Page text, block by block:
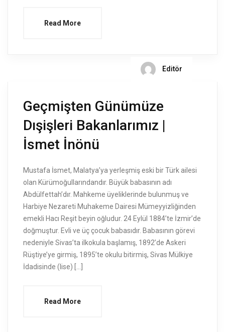
Read More
Editör
Geçmişten Günümüze
Dışişleri Bakanlarımız |
İsmet İnönü
Mustafa İsmet, Malatya’ya yerleşmiş eski bir Türk ailesi
olan Kürümoğullarındandır. Büyük babasının adı
Abdülfettah’dır. Mahkeme üyeliklerinde bulunmuş ve
Harbiye Nezareti Muhakeme Dairesi Mümeyyizliğinden
emekli Hacı Reşit beyin oğludur. 24 Eylül 1884’te İzmir’de
doğmuştur. Evli ve üç çocuk babasıdır. Babasının görevi
nedeniyle Sivas’ta ilkokula başlamış, 1892’de Askeri
Rüştiye’ye girmiş, 1895’te okulu bitirmiş, Sivas Mülkiye
İdadisinde (lise) […]
Read More